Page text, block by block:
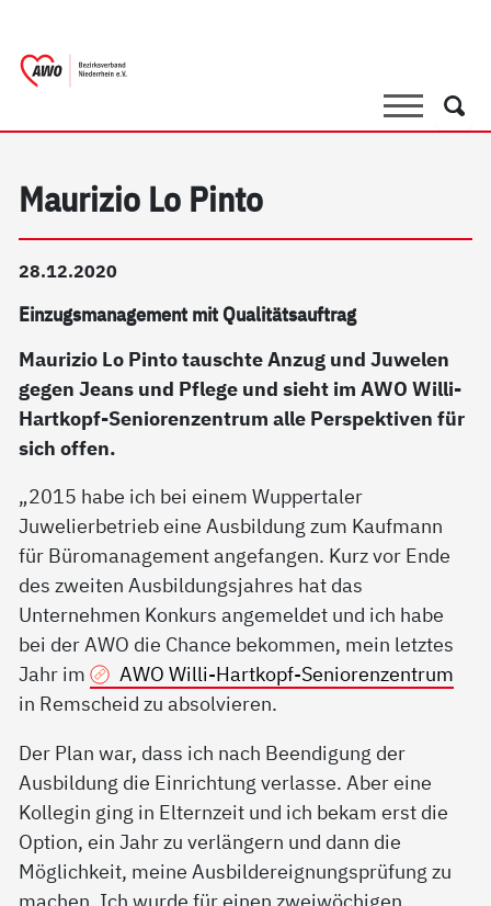
SucheSuche
Maurizio Lo Pinto
28.12.2020
Einzugsmanagement mit Qualitätsauftrag
Maurizio Lo Pinto tauschte Anzug und Juwelen
gegen Jeans und Pflege und sieht im AWO Willi-
Hartkopf-Seniorenzentrum alle Perspektiven für
sich offen.
„2015 habe ich bei einem Wuppertaler
Juwelierbetrieb eine Ausbildung zum Kaufmann
für Büromanagement angefangen. Kurz vor Ende
des zweiten Ausbildungsjahres hat das
Unternehmen Konkurs angemeldet und ich habe
bei der AWO die Chance bekommen, mein letztes
Jahr im
AWO Willi-Hartkopf-Seniorenzentrum
in Remscheid zu absolvieren.
Der Plan war, dass ich nach Beendigung der
Ausbildung die Einrichtung verlasse. Aber eine
Kollegin ging in Elternzeit und ich bekam erst die
Option, ein Jahr zu verlängern und dann die
Möglichkeit, meine Ausbildereignungsprüfung zu
machen. Ich wurde für einen zweiwöchigen